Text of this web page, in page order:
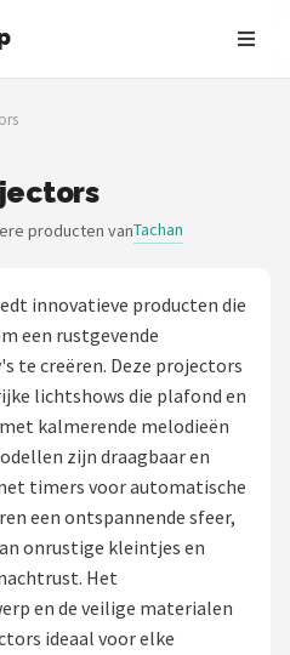
producten vanTachan
innovatieve producten die
een rustgevende
te creëren. Deze projectors
lichtshows die plafond en
kalmerende melodieën
zijn draagbaar en
timers voor automatische
een ontspannende sfeer,
onrustige kleintjes en
Het
en de veilige materialen
ideaal voor elke